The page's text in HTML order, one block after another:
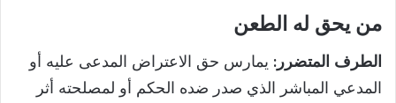
من يحق له الطعن
الطرف المتضرر: يمارس حق الاعتراض المدعى عليه أو
المدعي المباشر الذي صدر ضده الحكم أو لمصلحته أثر